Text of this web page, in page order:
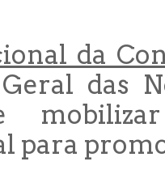
da
das
para